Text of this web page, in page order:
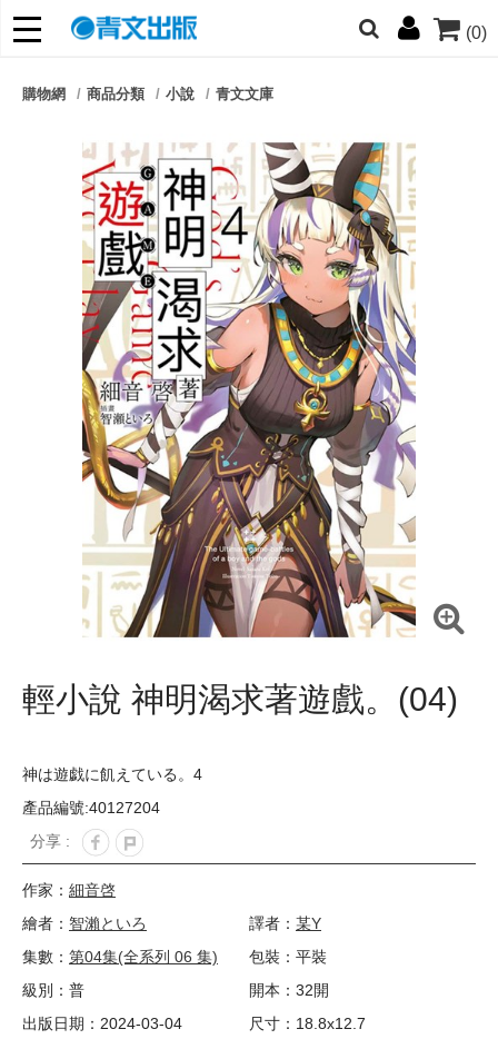
(0)
朋友們，提高警覺！
購物網 商品分類 小說 青文文庫
輕小說 神明渴求著遊戲。(04)
神は遊戯に飢えている。4
產品編號:40127204
分享 :
作家： 細音啓
繪者： 智瀨といろ 譯者： 某Y
集數： 第04集(全系列 06 集)
包裝：平裝
級別：普
開本：32開
出版日期：2024-03-04
尺寸：18.8x12.7